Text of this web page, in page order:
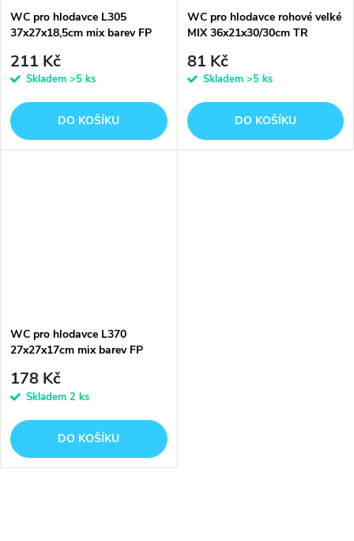
WC pro hlodavce L305
37x27x18,5cm mix barev FP
211 Kč
Skladem >5 ks
DO KOŠÍKU
WC pro hlodavce rohové velké
MIX 36x21x30/30cm TR
81 Kč
Skladem >5 ks
DO KOŠÍKU
WC pro hlodavce L370
27x27x17cm mix barev FP
178 Kč
Skladem 2 ks
DO KOŠÍKU